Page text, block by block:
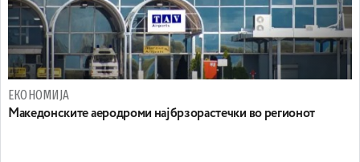
ЕКОНОМИЈА
Maкедонските аеродроми најбрзорастечки во регионот